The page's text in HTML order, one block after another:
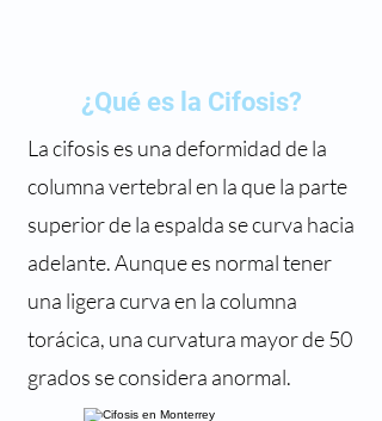
¿Qué es la Cifosis?
La cifosis es una deformidad de la
columna vertebral en la que la parte
superior de la espalda se curva hacia
adelante. Aunque es normal tener
una ligera curva en la columna
torácica, una curvatura mayor de 50
grados se considera anormal.